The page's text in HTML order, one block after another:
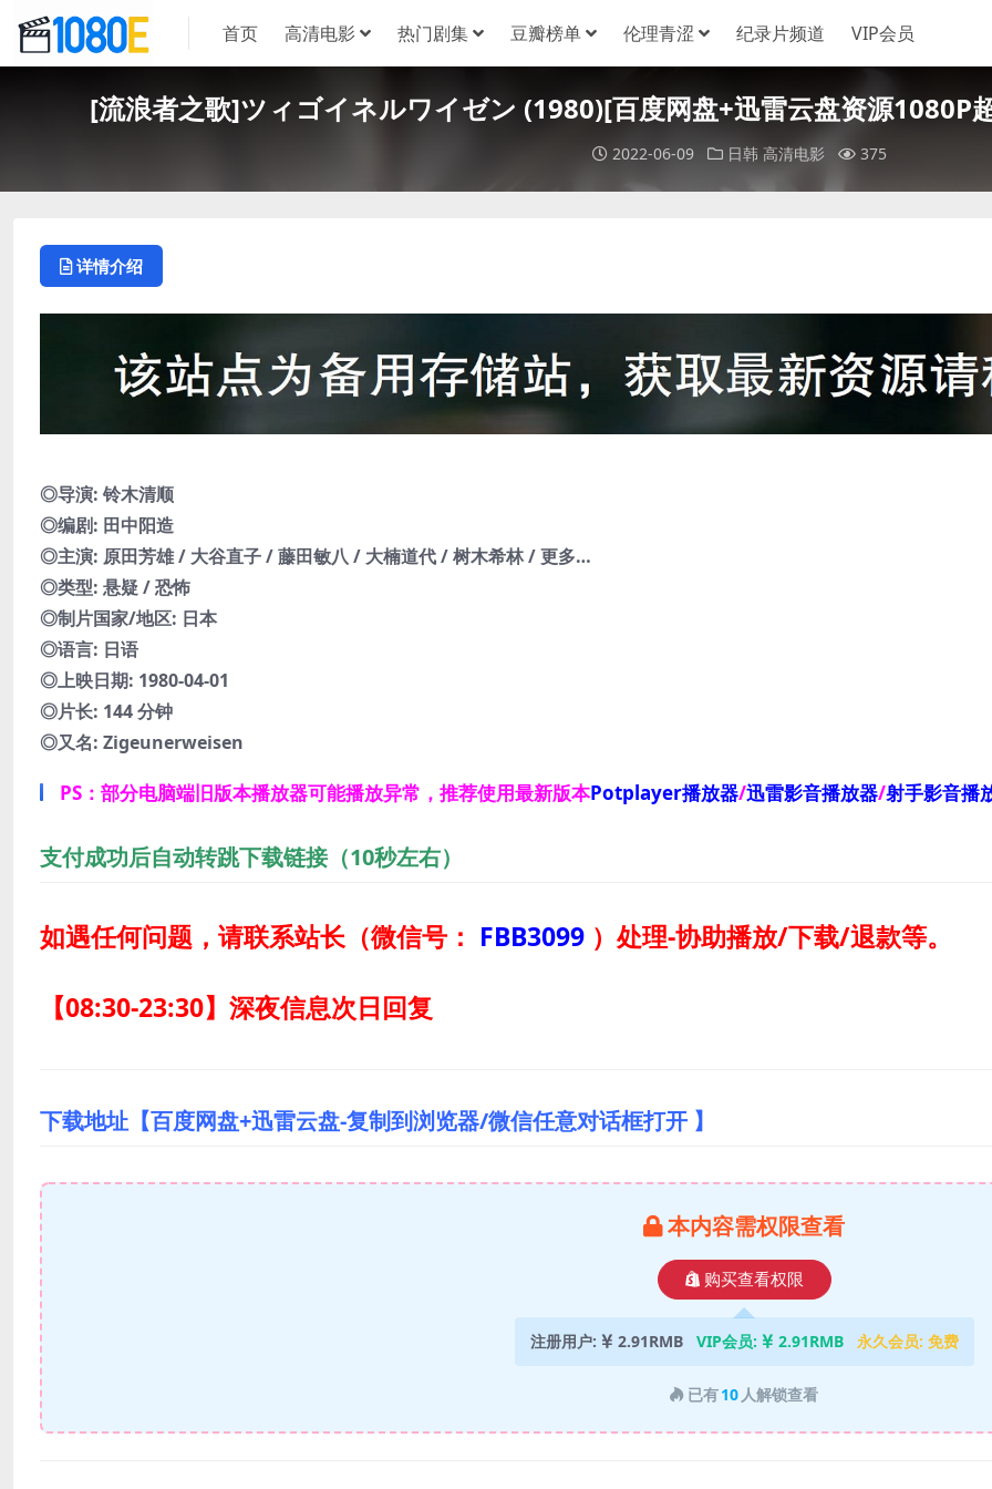
首页 高清电影 热门剧集 豆瓣榜单 伦理青涩 纪录片频道 VIP会员
[流浪者之歌]ツィゴイネルワイゼン (1980)[百度网盘+迅雷云盘资源1080P
2022-06-09 日韩 高清电影 375
详情介绍
◎导演: 铃木清顺
◎编剧: 田中阳造
◎主演: 原田芳雄 / 大谷直子 / 藤田敏八 / 大楠道代 / 树木希林 / 更多…
◎类型: 悬疑 / 恐怖
◎制片国家/地区: 日本
◎语言: 日语
◎上映日期: 1980-04-01
◎片长: 144 分钟
◎又名: Zigeunerweisen
PS：部分电脑端旧版本播放器可能播放异常，推荐使用最新版本Potplayer播放器/迅雷影音播放器/射手影音播
支付成功后自动转跳下载链接（10秒左右）
如遇任何问题，请联系站长（微信号： FBB3099 ） 处理-协助播放/下载/退款等。
【08:30-23:30】深夜信息次日回复
下载地址【百度网盘+迅雷云盘-复制到浏览器/微信任意对话框打开 】
本内容需权限查看
购买查看权限
注册用户: 2.91RMB VIP会员: 2.91RMB 永久会员: 免费
已有10 人解锁查看